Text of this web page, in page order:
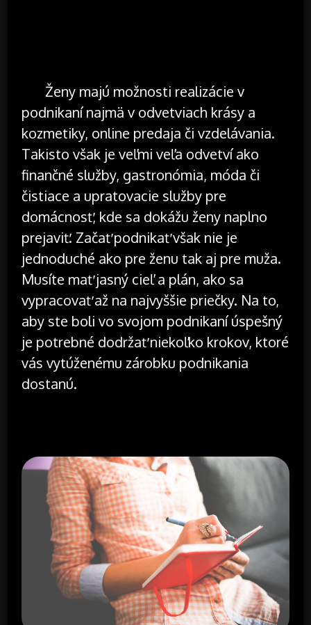
Ženy majú možnosti realizácie v
podnikaní najmä v odvetviach krásy a
kozmetiky, online predaja či vzdelávania.
Takisto však je veľmi veľa odvetví ako
finančné služby, gastronómia, móda či
čistiace a upratovacie služby pre
domácnosť, kde sa dokážu ženy naplno
prejaviť. Začať podnikať však nie je
jednoduché ako pre ženu tak aj pre muža.
Musíte mať jasný cieľ a plán, ako sa
vypracovať až na najvyššie priečky. Na to,
aby ste boli vo svojom podnikaní úspešný
je potrebné dodržať niekoľko krokov, ktoré
vás vytúženému zárobku podnikania
dostanú.